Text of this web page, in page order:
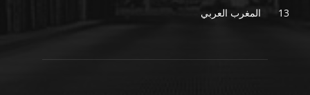
المغرب العربي
13